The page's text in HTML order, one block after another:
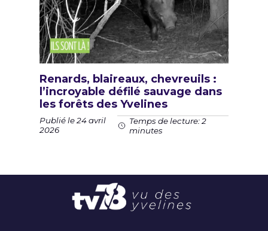
Renards, blaireaux, chevreuils :
l’incroyable défilé sauvage dans
les forêts des Yvelines
Publié le 24 avril
2026
Temps de lecture: 2
minutes